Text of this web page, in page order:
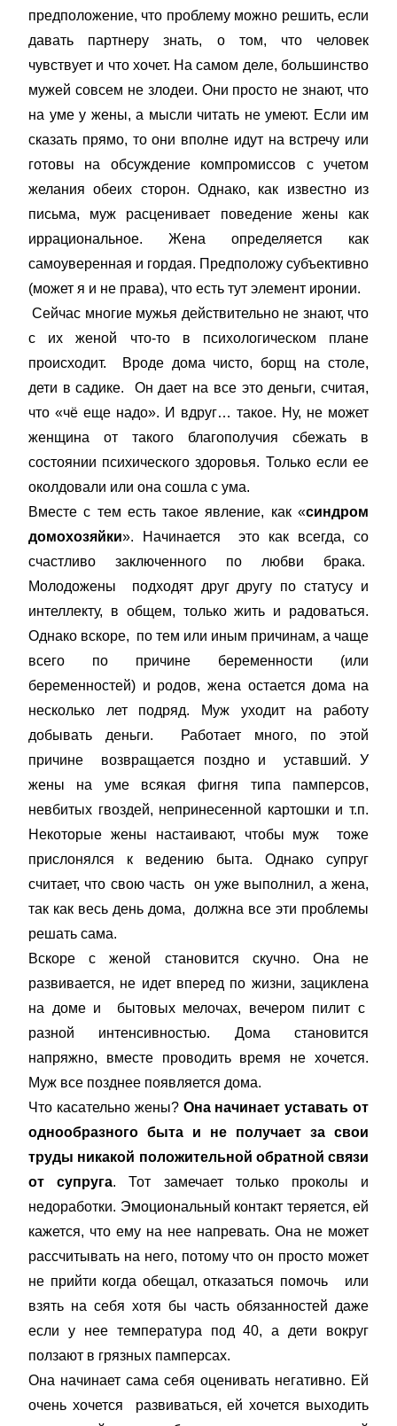
предположение, что проблему можно решить, если
давать партнеру знать, о том, что человек
чувствует и что хочет. На самом деле, большинство
мужей совсем не злодеи. Они просто не знают, что
на уме у жены, а мысли читать не умеют. Если им
сказать прямо, то они вполне идут на встречу или
готовы на обсуждение компромиссов с учетом
желания обеих сторон. Однако, как известно из
письма, муж расценивает поведение жены как
иррациональное. Жена определяется как
самоуверенная и гордая. Предположу субъективно
(может я и не права), что есть тут элемент иронии.
Сейчас многие мужья действительно не знают, что
с их женой что-то в психологическом плане
происходит. Вроде дома чисто, борщ на столе,
дети в садике. Он дает на все это деньги, считая,
что «чё еще надо». И вдруг… такое. Ну, не может
женщина от такого благополучия сбежать в
состоянии психического здоровья. Только если ее
околдовали или она сошла с ума.
Вместе с тем есть такое явление, как «синдром
домохозяйки». Начинается это как всегда, со
счастливо заключенного по любви брака.
Молодожены подходят друг другу по статусу и
интеллекту, в общем, только жить и радоваться.
Однако вскоре, по тем или иным причинам, а чаще
всего по причине беременности (или
беременностей) и родов, жена остается дома на
несколько лет подряд. Муж уходит на работу
добывать деньги. Работает много, по этой
причине возвращается поздно и уставший. У
жены на уме всякая фигня типа памперсов,
невбитых гвоздей, непринесенной картошки и т.п.
Некоторые жены настаивают, чтобы муж тоже
прислонялся к ведению быта. Однако супруг
считает, что свою часть он уже выполнил, а жена,
так как весь день дома, должна все эти проблемы
решать сама.
Вскоре с женой становится скучно. Она не
развивается, не идет вперед по жизни, зациклена
на доме и бытовых мелочах, вечером пилит с
разной интенсивностью. Дома становится
напряжно, вместе проводить время не хочется.
Муж все позднее появляется дома.
Что касательно жены? Она начинает уставать от
однообразного быта и не получает за свои
труды никакой положительной обратной связи
от супруга. Тот замечает только проколы и
недоработки. Эмоциональный контакт теряется, ей
кажется, что ему на нее напревать. Она не может
рассчитывать на него, потому что он просто может
не прийти когда обещал, отказаться помочь или
взять на себя хотя бы часть обязанностей даже
если у нее температура под 40, а дети вокруг
ползают в грязных памперсах.
Она начинает сама себя оценивать негативно. Ей
очень хочется развиваться, ей хочется выходить